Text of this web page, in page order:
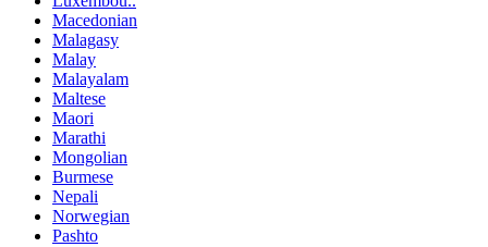
Macedonian
Malagasy
Malay
Malayalam
Maltese
Maori
Marathi
Mongolian
Burmese
Nepali
Norwegian
Pashto